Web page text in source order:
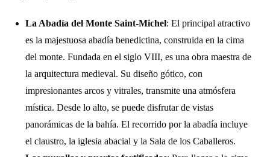
La Abadía del Monte Saint-Michel: El principal atractivo
es la majestuosa abadía benedictina, construida en la cima
del monte. Fundada en el siglo VIII, es una obra maestra de
la arquitectura medieval. Su diseño gótico, con
impresionantes arcos y vitrales, transmite una atmósfera
mística. Desde lo alto, se puede disfrutar de vistas
panorámicas de la bahía. El recorrido por la abadía incluye
el claustro, la iglesia abacial y la Sala de los Caballeros.